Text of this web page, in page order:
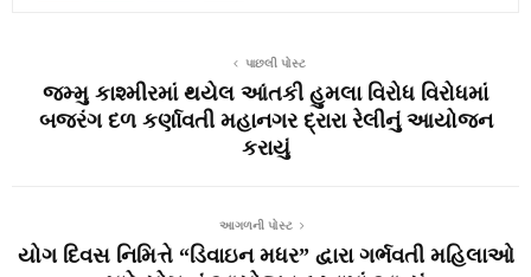
પાછલી પોસ્ટ
જમ્મુ કાશ્મીરમાં થયેલ આંતકી હુમલા વિરોધ વિરોધમાં
બજરંગ દળ કર્ણાવતી મહાનગર દ્રારા રેલીનું આયોજન
કરાયું
આગળની પોસ્ટ
યોગ દિવસ નિમિત્તે “ડિવાઇન મધર” દ્વારા ગર્ભવતી મહિલાઓ